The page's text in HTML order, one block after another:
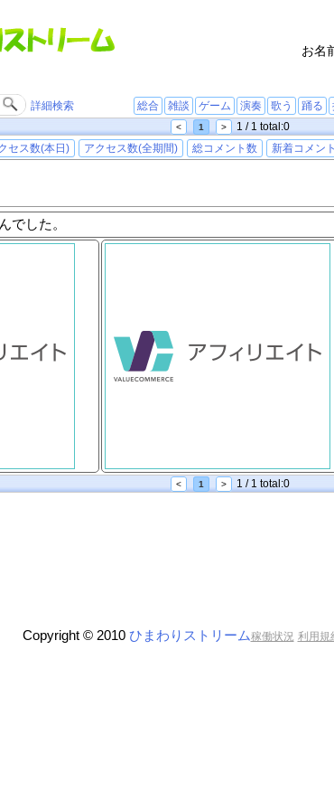
お名
詳細検索 総合 雑談 ゲーム 演奏 歌う 踊る
< 1 >
1 / 1 total:0
セス数(本日) アクセス数(全期間) 総コメント数 新着コメント
でした。
< 1 > 1 / 1 total:0
Copyright © 2010 ひまわりストリーム稼働状況 利用規